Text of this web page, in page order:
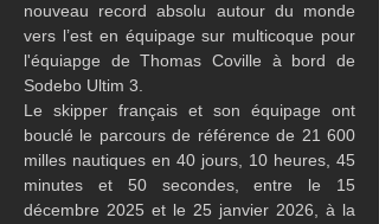
nouveau record absolu autour du monde
vers l’est en équipage sur multicoque pour
l'équiapge de Thomas Coville à bord de
Sodebo Ultim 3.
Le skipper français et son équipage ont
bouclé le parcours de référence de 21 600
milles nautiques en 40 jours, 10 heures, 45
minutes et 50 secondes, entre le 15
décembre 2025 et le 25 janvier 2026, à la